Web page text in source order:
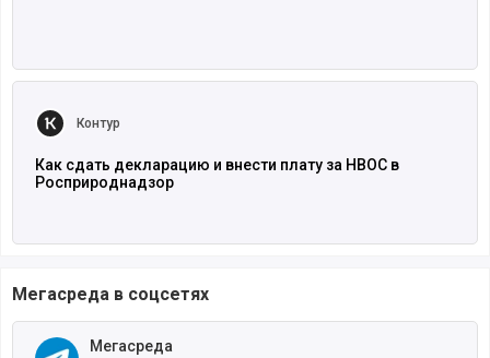
Контур
Как сдать декларацию и внести плату за НВОС в
Росприроднадзор
Мегасреда в соцсетях
Мегасреда